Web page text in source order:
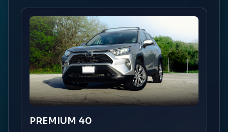
PREMIUM 40